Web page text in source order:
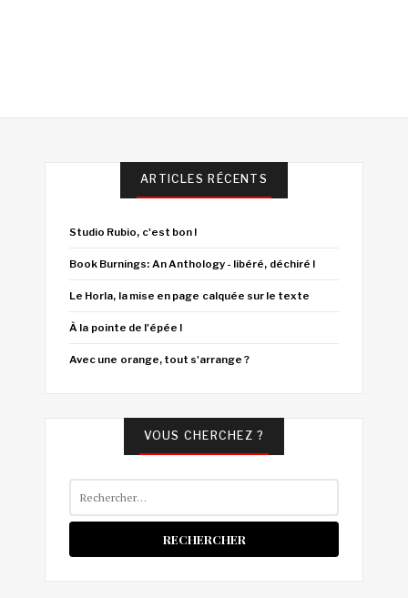
ARTICLES RÉCENTS
Studio Rubio, c'est bon !
Book Burnings: An Anthology - libéré, déchiré !
Le Horla, la mise en page calquée sur le texte
À la pointe de l'épée !
Avec une orange, tout s'arrange ?
VOUS CHERCHEZ ?